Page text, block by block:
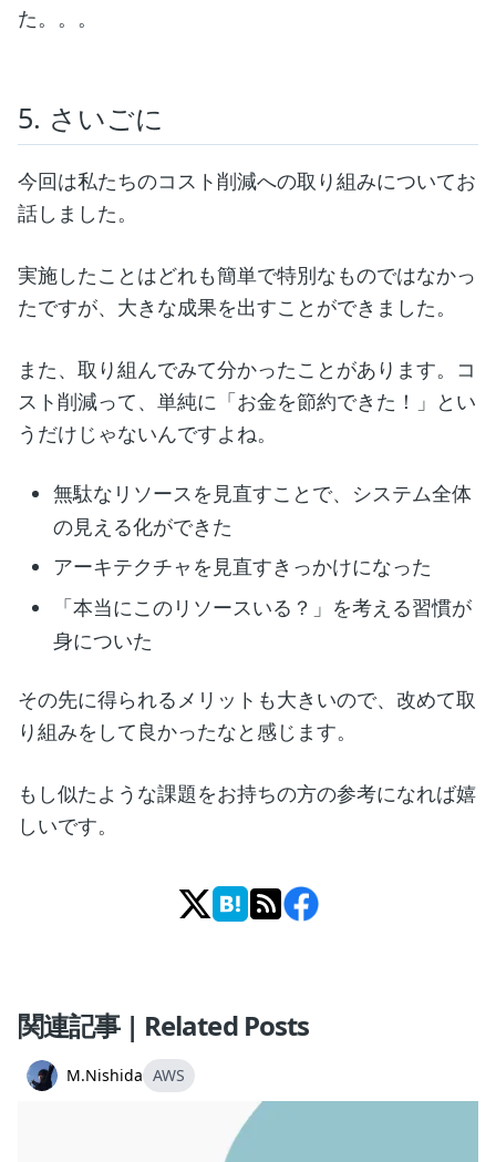
た。。。
5. さいごに
今回は私たちのコスト削減への取り組みについてお
話しました。
実施したことはどれも簡単で特別なものではなかっ
たですが、大きな成果を出すことができました。
また、取り組んでみて分かったことがあります。コ
スト削減って、単純に「お金を節約できた！」とい
うだけじゃないんですよね。
無駄なリソースを見直すことで、システム全体
の見える化ができた
アーキテクチャを見直すきっかけになった
「本当にこのリソースいる？」を考える習慣が
身についた
その先に得られるメリットも大きいので、改めて取
り組みをして良かったなと感じます。
もし似たような課題をお持ちの方の参考になれば嬉
しいです。
関連記事 | Related Posts
M.Nishida AWS